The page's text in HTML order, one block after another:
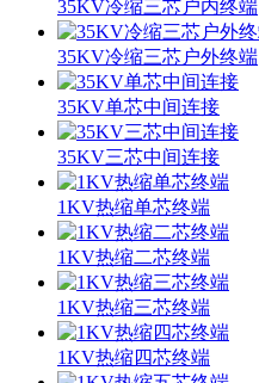
35KV冷缩三芯户内终端
35KV冷缩三芯户外终端
35KV单芯中间连接
35KV三芯中间连接
1KV热缩单芯终端
1KV热缩二芯终端
1KV热缩三芯终端
1KV热缩四芯终端